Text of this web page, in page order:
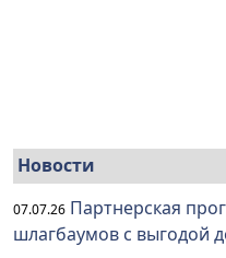
Новости
07.07.26 Партнерская
шлагбаумов с выгодой